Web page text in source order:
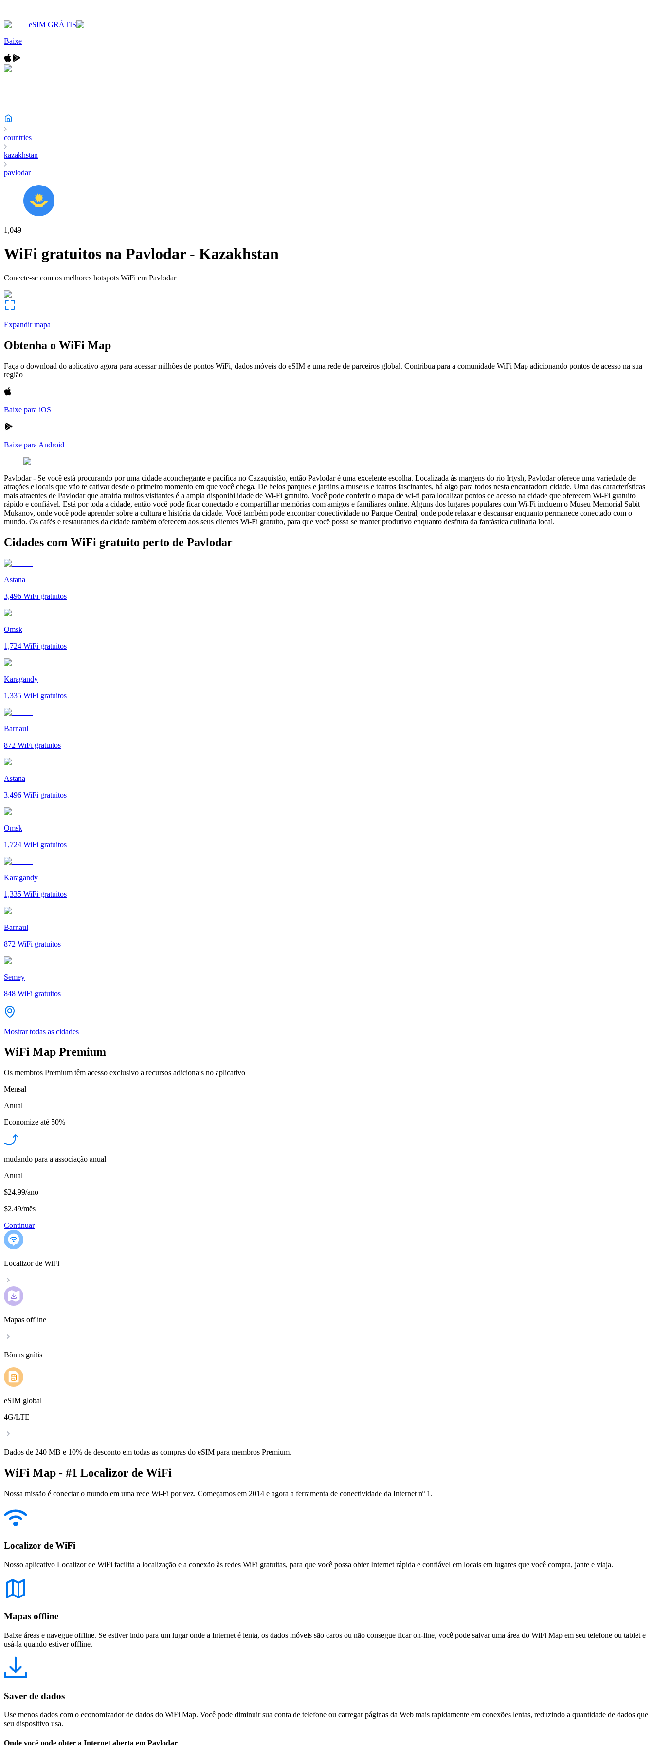
eSIM GRÁTIS
Baixe
countries
kazakhstan
pavlodar
1,049
WiFi gratuitos na Pavlodar- Kazakhstan
Conecte-se com os melhores hotspots WiFi em Pavlodar
Expandir mapa
Obtenha o WiFi Map
Faça o download do aplicativo agora para acessar milhões de pontos WiFi, dados móveis do eSIM e uma rede de parceiros global. Contribua para a comunidade WiFi Map adicionando pontos de acesso na sua
região
Baixe para iOS
Baixe para Android
Pavlodar- Se você está procurando por uma cidade aconchegante e pacífica no Cazaquistão, então Pavlodar é uma excelente escolha. Localizada às margens do rio Irtysh, Pavlodar oferece uma variedade de
atrações e locais que vão te cativar desde o primeiro momento em que você chega. De belos parques e jardins a museus e teatros fascinantes, há algo para todos nesta encantadora cidade. Uma das características
mais atraentes de Pavlodar que atrairia muitos visitantes é a ampla disponibilidade de Wi-Fi gratuito. Você pode conferir o mapa de wi-fi para localizar pontos de acesso na cidade que oferecem Wi-Fi gratuito
rápido e confiável. Está por toda a cidade, então você pode ficar conectado e compartilhar memórias com amigos e familiares online. Alguns dos lugares populares com Wi-Fi incluem o Museu Memorial Sabit
Mukanov, onde você pode aprender sobre a cultura e história da cidade. Você também pode encontrar conectividade no Parque Central, onde pode relaxar e descansar enquanto permanece conectado com o
mundo. Os cafés e restaurantes da cidade também oferecem aos seus clientes Wi-Fi gratuito, para que você possa se manter produtivo enquanto desfruta da fantástica culinária local.
Cidades com WiFi gratuito perto de Pavlodar
Astana
3,496 WiFi gratuitos
Omsk
1,724 WiFi gratuitos
Karagandy
1,335 WiFi gratuitos
Barnaul
872 WiFi gratuitos
Astana
3,496 WiFi gratuitos
Omsk
1,724 WiFi gratuitos
Karagandy
1,335 WiFi gratuitos
Barnaul
872 WiFi gratuitos
Semey
848 WiFi gratuitos
Mostrar todas as cidades
WiFi Map Premium
Os membros Premium têm acesso exclusivo a recursos adicionais no aplicativo
Mensal
Anual
Economize até 50%
mudando para a associação anual
Anual
$24.99/ano
$2.49/mês
Continuar
Localizor de WiFi
Mapas offline
Bônus grátis
eSIM global
4G/LTE
Dados de 240 MB e 10% de desconto em todas as compras do eSIM para membros Premium.
WiFi Map - #1 Localizor de WiFi
Nossa missão é conectar o mundo em uma rede Wi-Fi por vez. Começamos em 2014 e agora a ferramenta de conectividade da Internet nº 1.
Localizor de WiFi
Nosso aplicativo Localizor de WiFi facilita a localização e a conexão às redes WiFi gratuitas, para que você possa obter Internet rápida e confiável em locais em lugares que você compra, jante e viaja.
Mapas offline
Baixe áreas e navegue offline. Se estiver indo para um lugar onde a Internet é lenta, os dados móveis são caros ou não consegue ficar on-line, você pode salvar uma área do WiFi Map em seu telefone ou tablet e
usá-la quando estiver offline.
Saver de dados
Use menos dados com o economizador de dados do WiFi Map. Você pode diminuir sua conta de telefone ou carregar páginas da Web mais rapidamente em conexões lentas, reduzindo a quantidade de dados que
seu dispositivo usa.
Onde você pode obter a Internet aberta em Pavlodar